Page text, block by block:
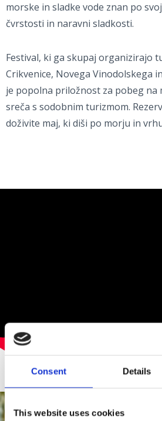
Consent Details
This website uses cookies
morske in sladke vode znan po
čvrstosti in naravni sladkosti.
Festival, ki ga skupaj organizirajo
Crikvenice, Novega Vinodolskega
je popolna priložnost za pobeg na
sreča s sodobnim turizmom.
doživite maj, ki diši po morju in